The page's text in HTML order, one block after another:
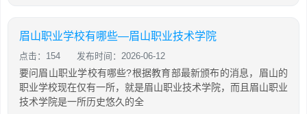
眉山职业学校有哪些—眉山职业技术学院
点击：154 发布时间：2026-06-12
要问眉山职业学校有哪些?根据教育部最新颁布的消息，眉山的
职业学校现在仅有一所，就是眉山职业技术学院，而且眉山职业
技术学院是一所历史悠久的全